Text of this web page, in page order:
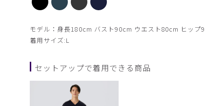
ダークグリーン
モデル：身長180cm バスト90cm ウエスト80cm ヒップ
着用サイズ:L
セットアップで着用できる商品